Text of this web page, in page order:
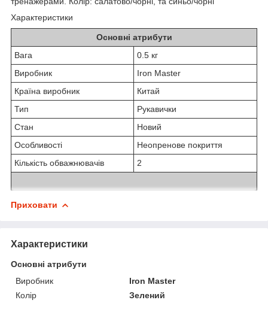
Характеристики
Основні атрибути
Вага
0.5 кг
Виробник
Iron Master
Країна виробник
Китай
Тип
Рукавички
Стан
Новий
Особливості
Неопренове покриття
Кількість обважнювачів
2
Приховати
Характеристики
Основні атрибути
Виробник
Iron Master
Колір
Зелений